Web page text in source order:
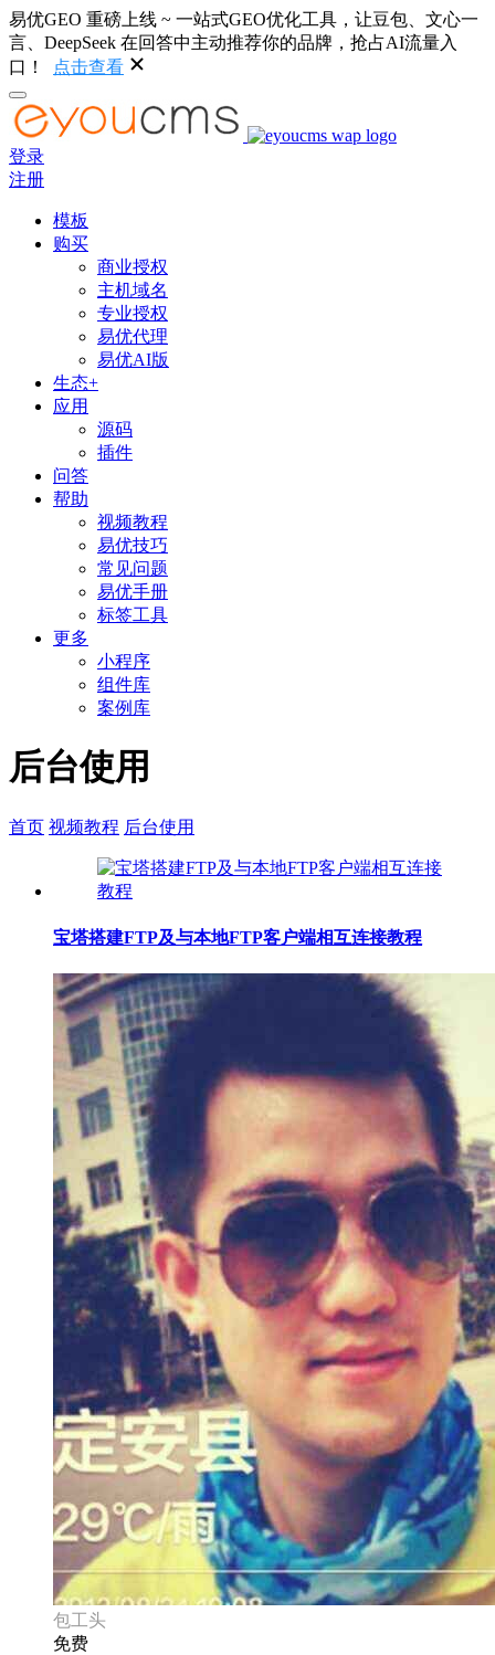
易优GEO 重磅上线 ~ 一站式GEO优化工具，让豆包、文心一
言、DeepSeek 在回答中主动推荐你的品牌，抢占AI流量入
口！
点击查看
登录
注册
模板
购买
商业授权
主机域名
专业授权
易优代理
易优AI版
生态+
应用
源码
插件
问答
帮助
视频教程
易优技巧
常见问题
易优手册
标签工具
更多
小程序
组件库
案例库
后台使用
首页 视频教程 后台使用
宝塔搭建FTP及与本地FTP客户端相互连接教程
包工头
免费